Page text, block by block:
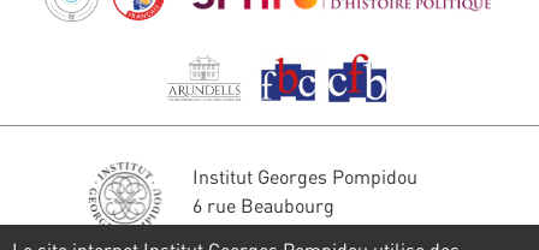
Institut Georges Pompidou
6 rue Beaubourg